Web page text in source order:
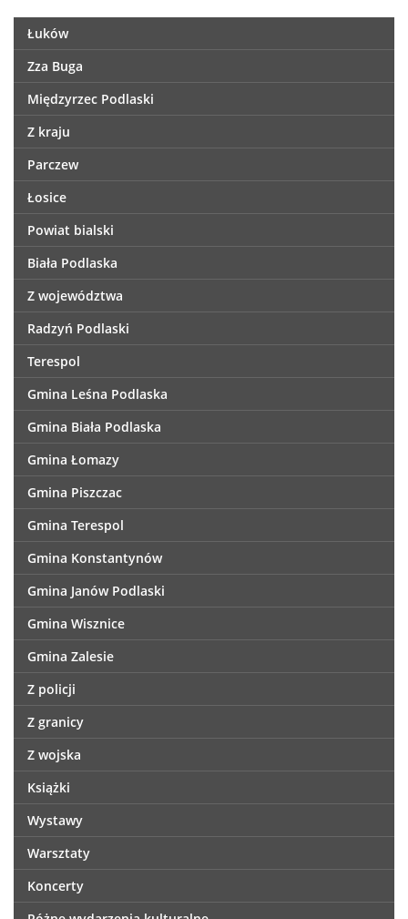
Łuków
Zza Buga
Międzyrzec Podlaski
Z kraju
Parczew
Łosice
Powiat bialski
Biała Podlaska
Z województwa
Radzyń Podlaski
Terespol
Gmina Leśna Podlaska
Gmina Biała Podlaska
Gmina Łomazy
Gmina Piszczac
Gmina Terespol
Gmina Konstantynów
Gmina Janów Podlaski
Gmina Wisznice
Gmina Zalesie
Z policji
Z granicy
Z wojska
Książki
Wystawy
Warsztaty
Koncerty